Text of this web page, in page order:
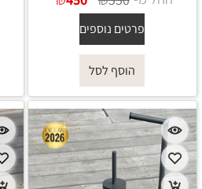
פרטים נוספים
הוסף לסל